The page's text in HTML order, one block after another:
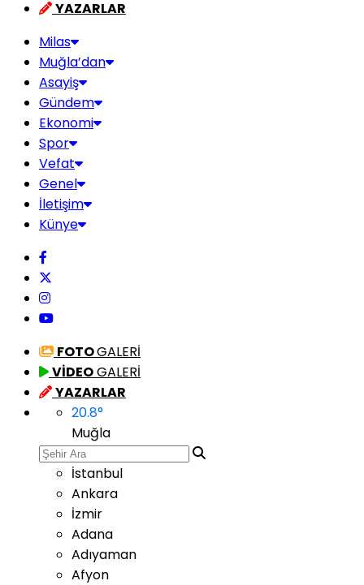
YAZARLAR
Milas
Muğla’dan
Asayiş
Gündem
Ekonomi
Spor
Vefat
Genel
İletişim
Künye
FOTOGALERİ
VİDEOGALERİ
YAZARLAR
20.8°
Muğla
İstanbul
Ankara
İzmir
Adana
Adıyaman
Afyon